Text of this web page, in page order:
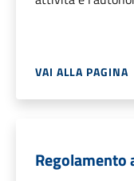
VAI ALLA PAGINA